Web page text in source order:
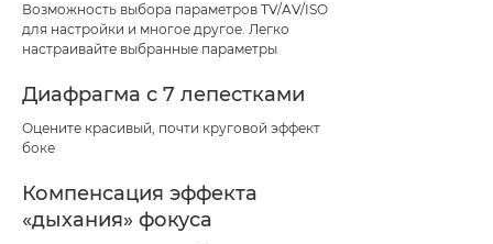
Возможность выбора параметров TV/AV/ISO
для настройки и многое другое. Легко
настраивайте выбранные параметры
Диафрагма с 7 лепестками
Оцените красивый, почти круговой эффект
боке
Компенсация эффекта
«дыхания» фокуса